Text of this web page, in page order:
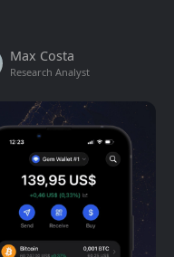
Max Costa
Research Analyst